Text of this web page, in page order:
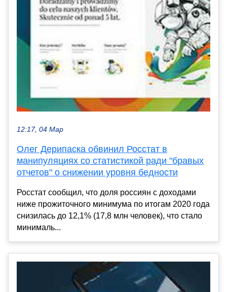
12:17, 04 Мар
Олег Дерипаска обвинил Росстат в
манипуляциях со статистикой ради "бравых
отчетов" о снижении уровня бедности
Росстат сообщил, что доля россиян с доходами
ниже прожиточного минимума по итогам 2020 года
снизилась до 12,1% (17,8 млн человек), что стало
минималь...